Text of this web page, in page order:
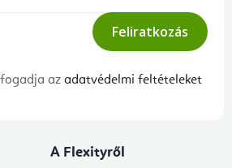
Feliratkozás
az adatvédelmi feltételeket
A Flexityről